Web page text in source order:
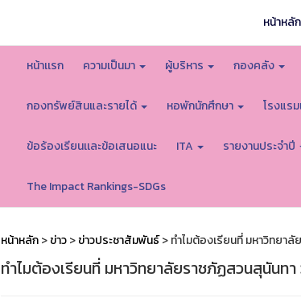
หน้าหลั
หน้าเเรก ความเป็นมา ผู้บริหาร กองคลัง
กองทรัพย์สินและรายได้ หอพักนักศึกษา โรงแร
ข้อร้องเรียนเเละข้อเสนอแนะ ITA รายงานประจำปี
The Impact Rankings-SDGs
หน้าหลัก>ข่าว>ข่าวประชาสัมพันธ์> ทำไมต้องเรียนที่ มหาวิทยา
ทำไมต้องเรียนที่ มหาวิทยาลัยราชภัฏสวนสุนันท